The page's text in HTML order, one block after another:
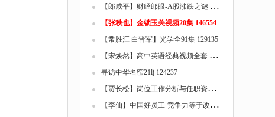
【
郎咸平】财经郎眼-A股涨跌之谜 125657
【张秩也】金锁玉关视频20集 146554
【常胜江 白晋军】光学全91集 129135
【
宋焕然】高中英语经典视频全套 125680
寻访中华名窑21lj 124237
【
贾长松】岗位工作分析与任职资格 126123
【
李仙】中国好员工-竞争力等于改善力 116585...